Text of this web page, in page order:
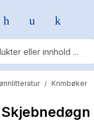
/ Krimbøker
Skjebnedøgn